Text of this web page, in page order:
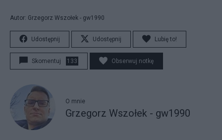
Autor: Grzegorz Wszołek - gw1990
Udostępnij Udostępnij Lubię to!
Skomentuj 133 Obserwuj notkę
O mnie
Grzegorz Wszołek - gw1990